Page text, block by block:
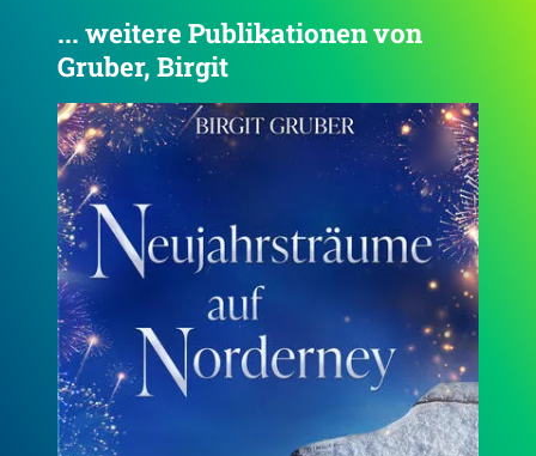
... weitere Publikationen von
Gruber, Birgit